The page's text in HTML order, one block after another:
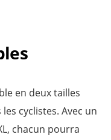
en deux tailles
cyclistes. Avec un
chacun pourra